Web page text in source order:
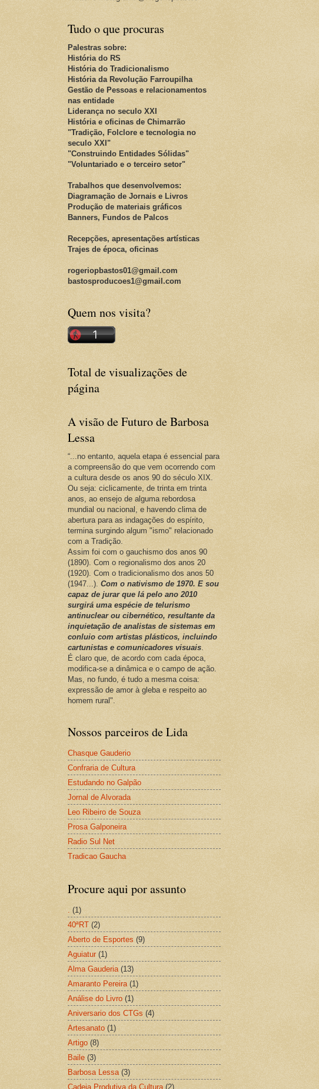
Tudo o que procuras
Palestras sobre:
História do RS
História do Tradicionalismo
História da Revolução Farroupilha
Gestão de Pessoas e relacionamentos
nas entidade
Liderança no seculo XXI
História e oficinas de Chimarrão
"Tradição, Folclore e tecnologia no
seculo XXI"
"Construindo Entidades Sólidas"
"Voluntariado e o terceiro setor"
Trabalhos que desenvolvemos:
Diagramação de Jornais e Livros
Produção de materiais gráficos
Banners, Fundos de Palcos
Recepções, apresentações artísticas
Trajes de época, oficinas
rogeriopbastos01@gmail.com
bastosproducoes1@gmail.com
Quem nos visita?
Total de visualizações de
página
A visão de Futuro de Barbosa
Lessa
“...no entanto, aquela etapa é essencial para
a compreensão do que vem ocorrendo com
a cultura desde os anos 90 do século XIX.
Ou seja: ciclicamente, de trinta em trinta
anos, ao ensejo de alguma rebordosa
mundial ou nacional, e havendo clima de
abertura para as indagações do espírito,
termina surgindo algum "ismo" relacionado
com a Tradição.
Assim foi com o gauchismo dos anos 90
(1890). Com o regionalismo dos anos 20
(1920). Com o tradicionalismo dos anos 50
(1947...). Com o nativismo de 1970. E sou
capaz de jurar que lá pelo ano 2010
surgirá uma espécie de telurismo
antinuclear ou cibernético, resultante da
inquietação de analistas de sistemas em
conluio com artistas plásticos, incluindo
cartunistas e comunicadores visuais.
É claro que, de acordo com cada época,
modifica-se a dinâmica e o campo de ação.
Mas, no fundo, é tudo a mesma coisa:
expressão de amor à gleba e respeito ao
homem rural".
Nossos parceiros de Lida
Chasque Gauderio
Confraria de Cultura
Estudando no Galpão
Jornal de Alvorada
Leo Ribeiro de Souza
Prosa Galponeira
Radio Sul Net
Tradicao Gaucha
Procure aqui por assunto
(1)
40ªRT (2)
Aberto de Esportes (9)
Aguiatur (1)
Alma Gauderia (13)
Amaranto Pereira (1)
Análise do Livro (1)
Aniversario dos CTGs (4)
Artesanato (1)
Artigo (8)
Baile (3)
Barbosa Lessa (3)
Cadeia Produtiva da Cultura (2)